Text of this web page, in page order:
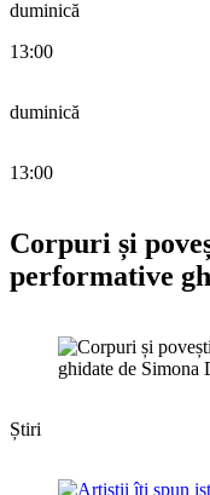
duminică
13:00
duminică
13:00
Corpuri și
performative
Știri